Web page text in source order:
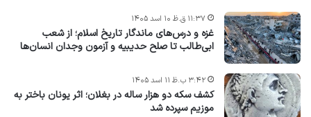
غزه و درس‌های ماندگار تاریخ اسلام؛ از شعب
ابی‌طالب تا صلح حدیبیه و آزمون وجدان انسان‌ها
۱۱:۳۷ ق.ظ ۱۰ اسد ۱۴۰۵
کشف سکه دو هزار ساله در بغلان؛ اثر یونان باختر به
موزیم سپرده شد
۳:۴۲ ب.ظ ۱۱ اسد ۱۴۰۵